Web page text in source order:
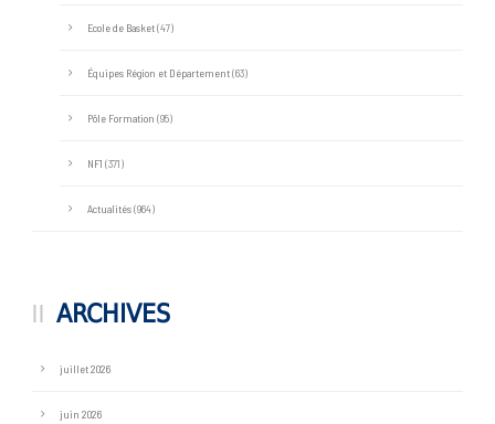
Ecole de Basket(47)
Équipes Région et Département(63)
Pôle Formation (95)
NF1 (371)
Actualités(964)
ARCHIVES
juillet 2026
juin 2026